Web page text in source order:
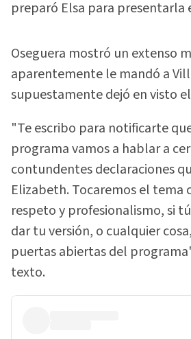
preparó Elsa para presentarla
Oseguera mostró un extenso
aparentemente le mandó a
supuestamente dejó en visto
"Te escribo para notificarte
programa vamos a hablar a
contundentes declaraciones
Elizabeth. Tocaremos el tema
respeto y profesionalismo, si
dar tu versión, o cualquier
puertas abiertas del
texto.